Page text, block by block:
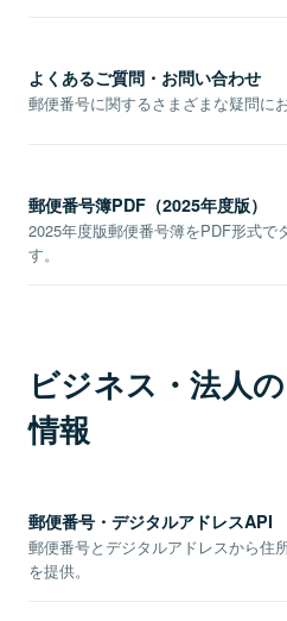
よくあるご質問・お問い合わせ
郵便番号に関するさまざまな疑問に
郵便番号簿PDF（2025年度版）
2025年度版郵便番号簿をPDF形式で
す。
ビジネス・法人
情報
郵便番号・デジタルアドレスAPI
郵便番号とデジタルアドレスから住
を提供。